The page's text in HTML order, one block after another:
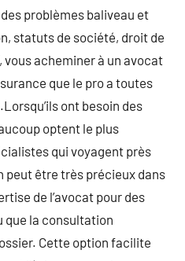
problèmes baliveau et
statuts de société, droit de
acheminer à un avocat
que le pro a toutes
ont besoin des
optent le plus
qui voyagent près
peut être très précieux dans
de l’avocat pour des
que la consultation
Cette option facilite